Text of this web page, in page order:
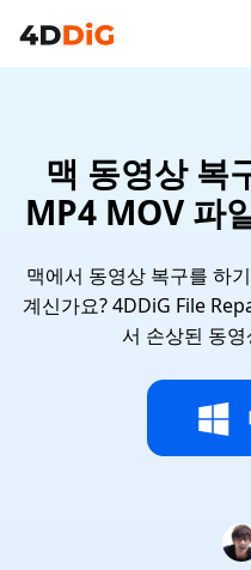
맥 동영상 복
MP4 MOV 파
맥에서 동영상 복구를 하
계신가요? 4DDiG File
서 손상된 동